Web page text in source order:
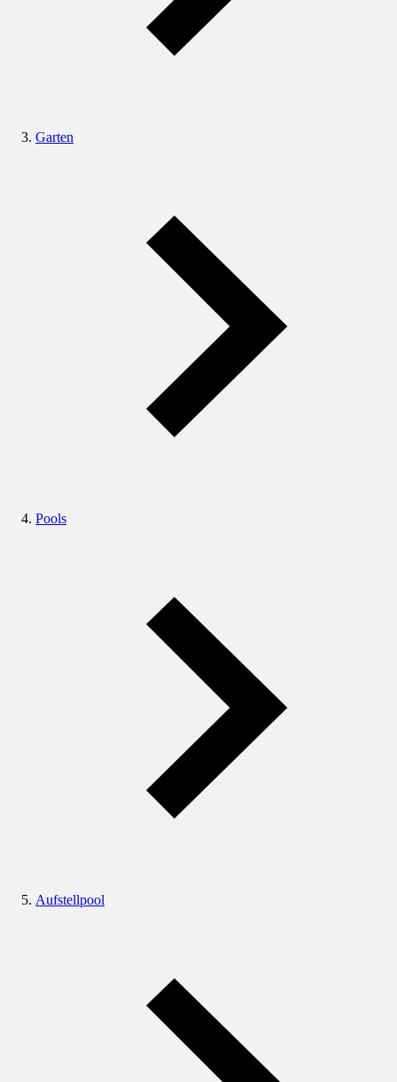
Garten
Pools
Aufstellpool